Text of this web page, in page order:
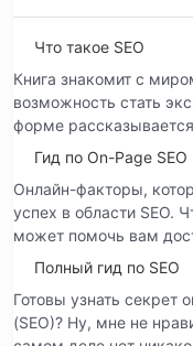
Что такое SEO
Книга знакомит с
возможность стать
форме
Гид по On-Page SEO
Онлайн-факторы,
успех в области SEO.
может помочь вам
Полный гид по SEO
Готовы узнать секрет
(SEO)? Ну, мне не